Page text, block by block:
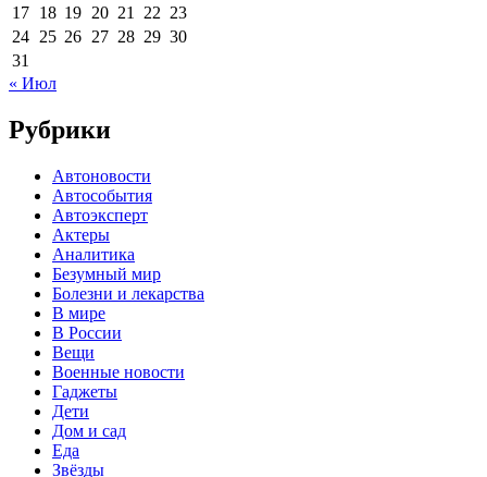
17 18 19 20 21 22 23
24 25 26 27 28 29 30
31
« Июл
Рубрики
Автоновости
Автособытия
Автоэксперт
Актеры
Аналитика
Безумный мир
Болезни и лекарства
В мире
В России
Вещи
Военные новости
Гаджеты
Дети
Дом и сад
Еда
Звёзды